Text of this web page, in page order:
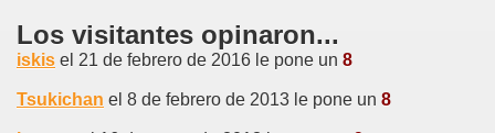
Los visitantes opinaron...
iskis el 21 de febrero de 2016 le pone un 8
Tsukichan el 8 de febrero de 2013 le pone un 8